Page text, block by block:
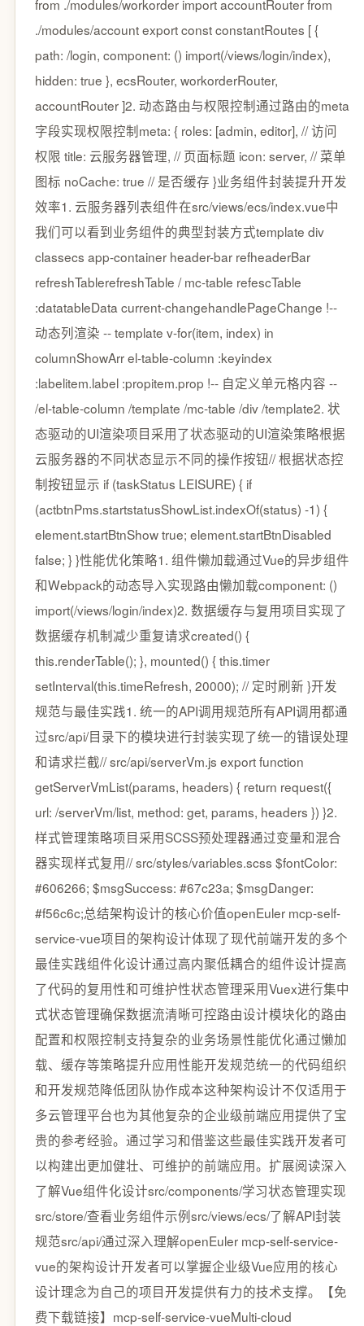
from ./modules/workorder import accountRouter from
./modules/account export const constantRoutes [ {
path: /login, component: () import(/views/login/index),
hidden: true }, ecsRouter, workorderRouter,
accountRouter ]2. 动态路由与权限控制通过路由的meta
字段实现权限控制meta: { roles: [admin, editor], // 访问
权限 title: 云服务器管理, // 页面标题 icon: server, // 菜单
图标 noCache: true // 是否缓存 }业务组件封装提升开发
效率1. 云服务器列表组件在src/views/ecs/index.vue中
我们可以看到业务组件的典型封装方式template div
classecs app-container header-bar refheaderBar
refreshTablerefreshTable / mc-table refescTable
:datatableData current-changehandlePageChange !--
动态列渲染 -- template v-for(item, index) in
columnShowArr el-table-column :keyindex
:labelitem.label :propitem.prop !-- 自定义单元格内容 --
/el-table-column /template /mc-table /div /template2. 状
态驱动的UI渲染项目采用了状态驱动的UI渲染策略根据
云服务器的不同状态显示不同的操作按钮// 根据状态控
制按钮显示 if (taskStatus LEISURE) { if
(actbtnPms.startstatusShowList.indexOf(status) -1) {
element.startBtnShow true; element.startBtnDisabled
false; } }性能优化策略1. 组件懒加载通过Vue的异步组件
和Webpack的动态导入实现路由懒加载component: ()
import(/views/login/index)2. 数据缓存与复用项目实现了
数据缓存机制减少重复请求created() {
this.renderTable(); }, mounted() { this.timer
setInterval(this.timeRefresh, 20000); // 定时刷新 }开发
规范与最佳实践1. 统一的API调用规范所有API调用都通
过src/api/目录下的模块进行封装实现了统一的错误处理
和请求拦截// src/api/serverVm.js export function
getServerVmList(params, headers) { return request({
url: /serverVm/list, method: get, params, headers }) }2.
样式管理策略项目采用SCSS预处理器通过变量和混合
器实现样式复用// src/styles/variables.scss $fontColor:
#606266; $msgSuccess: #67c23a; $msgDanger:
#f56c6c;总结架构设计的核心价值openEuler mcp-self-
service-vue项目的架构设计体现了现代前端开发的多个
最佳实践组件化设计通过高内聚低耦合的组件设计提高
了代码的复用性和可维护性状态管理采用Vuex进行集中
式状态管理确保数据流清晰可控路由设计模块化的路由
配置和权限控制支持复杂的业务场景性能优化通过懒加
载、缓存等策略提升应用性能开发规范统一的代码组织
和开发规范降低团队协作成本这种架构设计不仅适用于
多云管理平台也为其他复杂的企业级前端应用提供了宝
贵的参考经验。通过学习和借鉴这些最佳实践开发者可
以构建出更加健壮、可维护的前端应用。扩展阅读深入
了解Vue组件化设计src/components/学习状态管理实现
src/store/查看业务组件示例src/views/ecs/了解API封装
规范src/api/通过深入理解openEuler mcp-self-service-
vue的架构设计开发者可以掌握企业级Vue应用的核心
设计理念为自己的项目开发提供有力的技术支撑。【免
费下载链接】mcp-self-service-vueMulti-cloud